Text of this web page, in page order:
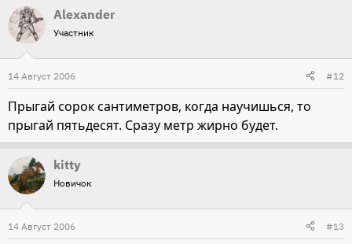
Alexander
Участник
14 Август 2006 #12
Прыгай сорок сантиметров, когда научишься, то
прыгай пятьдесят. Сразу метр жирно будет.
kitty
Новичок
14 Август 2006 #13